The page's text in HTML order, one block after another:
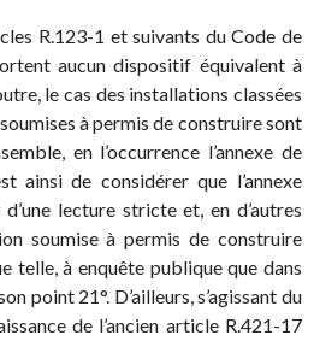
R.123-1 et suivants du Code de
aucun dispositif équivalent à
le cas des installations classées
à permis de construire sont
en l’occurrence l’annexe de
ainsi de considérer que l’annexe
lecture stricte et, en d’autres
soumise à permis de construire
telle, à enquête publique que dans
point 21°. D’ailleurs, s’agissant du
de l’ancien article R.421-17